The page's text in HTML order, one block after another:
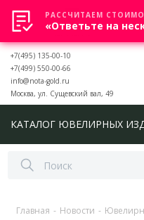
+7(495) 135-00-10
+7(499) 550-00-66
info@nota-gold.ru
Москва, ул. Сущевский вал, 49
КАТАЛОГ ЮВЕЛИРНЫХ
Главная - Новости -
РАССЧИТАЕМ
«Ответьте на